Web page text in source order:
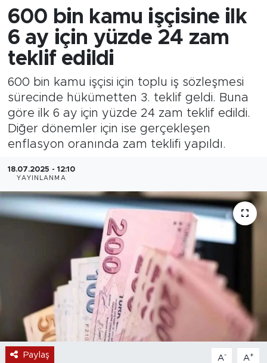
600 bin kamu işçisine ilk
6 ay için yüzde 24 zam
teklif edildi
600 bin kamu işçisi için toplu iş sözleşmesi
sürecinde hükümetten 3. teklif geldi. Buna
göre ilk 6 ay için yüzde 24 zam teklif edildi.
Diğer dönemler için ise gerçekleşen
enflasyon oranında zam teklifi yapıldı.
18.07.2025 - 12:10
YAYINLANMA
Paylaş A- A+